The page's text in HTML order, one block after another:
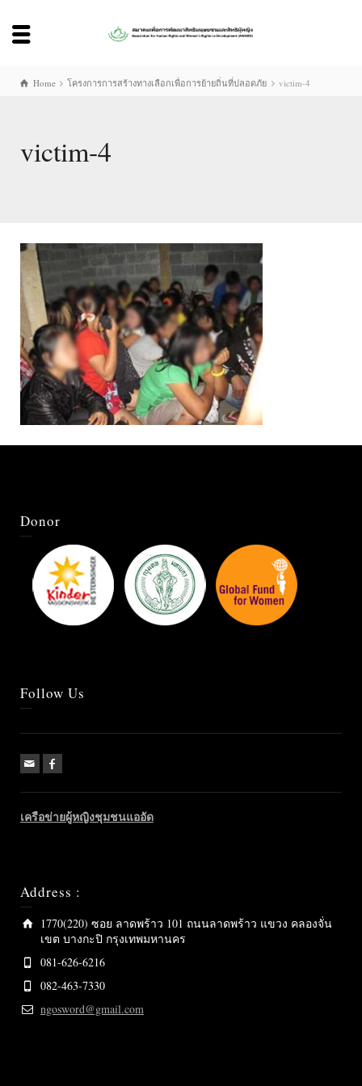
Home โครงการการสร้างทางเลือกเพื่อการย้ายถิ่นที่ปลอดภัย victim-4
victim-4
Donor
Follow Us
เครือข่ายผู้หญิงชุมชนแออัด
Address :
1770(220) ซอย ลาดพร้าว 101 ถนนลาดพร้าว แขวง คลองจั่น
เขต บางกะปิ กรุงเทพมหานคร
081-626-6216
082-463-7330
ngosword@gmail.com